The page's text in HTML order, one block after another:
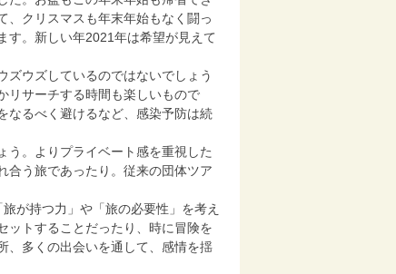
、クリスマスも年末年始もなく闘っ
す。新しい年2021年は希望が見えて
ズウズしているのではないでしょう
リサーチする時間も楽しいもので
なるべく避けるなど、感染予防は続
う。よりプライベート感を重視した
合う旅であったり。従来の団体ツア
が持つ力」や「旅の必要性」を考え
ットすることだったり、時に冒険を
、多くの出会いを通して、感情を揺